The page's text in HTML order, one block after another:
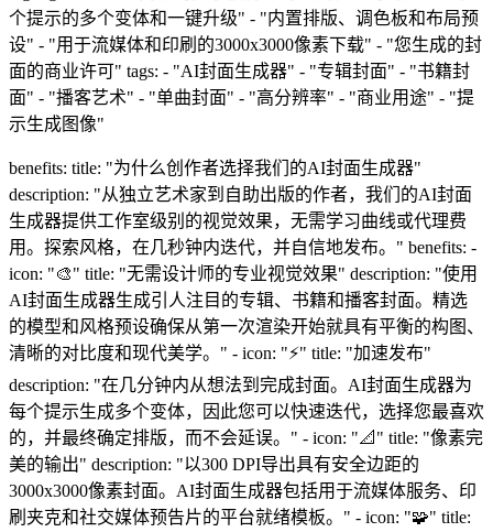
个提示的多个变体和一键升级" - "内置排版、调色板和布局预
设" - "用于流媒体和印刷的3000x3000像素下载" - "您生成的封
面的商业许可" tags: - "AI封面生成器" - "专辑封面" - "书籍封
面" - "播客艺术" - "单曲封面" - "高分辨率" - "商业用途" - "提
示生成图像"
benefits: title: "为什么创作者选择我们的AI封面生成器"
description: "从独立艺术家到自助出版的作者，我们的AI封面
生成器提供工作室级别的视觉效果，无需学习曲线或代理费
用。探索风格，在几秒钟内迭代，并自信地发布。" benefits: -
icon: "🎨" title: "无需设计师的专业视觉效果" description: "使用
AI封面生成器生成引人注目的专辑、书籍和播客封面。精选
的模型和风格预设确保从第一次渲染开始就具有平衡的构图、
清晰的对比度和现代美学。" - icon: "⚡" title: "加速发布"
description: "在几分钟内从想法到完成封面。AI封面生成器为
每个提示生成多个变体，因此您可以快速迭代，选择您最喜欢
的，并最终确定排版，而不会延误。" - icon: "📐" title: "像素完
美的输出" description: "以300 DPI导出具有安全边距的
3000x3000像素封面。AI封面生成器包括用于流媒体服务、印
刷夹克和社交媒体预告片的平台就绪模板。" - icon: "🧩" title: